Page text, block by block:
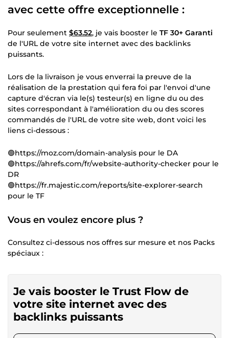
avec cette offre exceptionnelle :
Pour seulement $63.52, je vais booster le TF 30+ Garanti
de l'URL de votre site internet avec des backlinks
puissants.
Lors de la livraison je vous enverrai la preuve de la
réalisation de la prestation qui fera foi par l'envoi d'une
capture d'écran via le(s) testeur(s) en ligne du ou des
sites correspondant à l'amélioration du ou des scores
commandés de l'URL de votre site web, dont voici les
liens ci-dessous :
🟢https://moz.com/domain-analysis pour le DA
🟢https://ahrefs.com/fr/website-authority-checker pour le
DR
🟢https://fr.majestic.com/reports/site-explorer-search
pour le TF
Vous en voulez encore plus ?
Consultez ci-dessous nos offres sur mesure et nos Packs
spéciaux :
Je vais booster le Trust Flow de
votre site internet avec des
backlinks puissants